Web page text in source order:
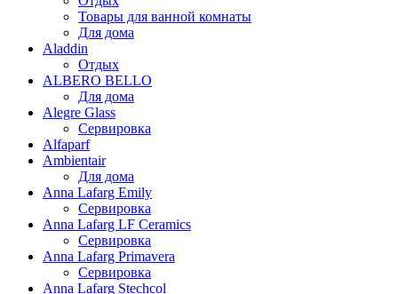
Товары для ванной комнаты
Для дома
Aladdin
Отдых
ALBERO BELLO
Для дома
Alegre Glass
Сервировка
Alfaparf
Ambientair
Для дома
Anna Lafarg Emily
Сервировка
Anna Lafarg LF Ceramics
Сервировка
Anna Lafarg Primavera
Сервировка
Anna Lafarg Stechcol